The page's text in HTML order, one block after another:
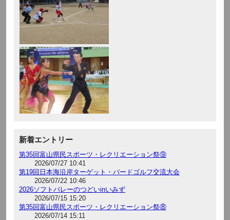
新着エントリー
第35回富山県民スポーツ・レクリエーション祭⑨
2026/07/27 10:41
第19回日本海沿岸ターゲット・バードゴルフ交流大会
2026/07/22 10:46
2026ソフトバレーのつどいinいみず
2026/07/15 15:20
第35回富山県民スポーツ・レクリエーション祭⑧
2026/07/14 15:11